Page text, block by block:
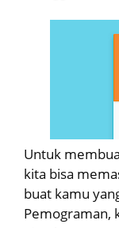
Untuk
kita bisa
buat kamu
Pemograman,